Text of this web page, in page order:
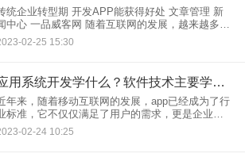
企业转型期 开发APP能获得好处 文章管理 新
心 一品威客网 随着互联网的发展，越来越多的
统企业转型互联网需要生存和发展。然后边肖会
02-25 15:30
应用系统开发学什么？软件技术主要学哪些
年来，随着移动互联网的发展，app已经成为了行
标准，它不仅仅满足了用户的需求，更是企业用
拓展客户群和提升市场份额的重要工具。同时，
用软件开发也是一个不断发展的过程，它的技术
02-24 10:25